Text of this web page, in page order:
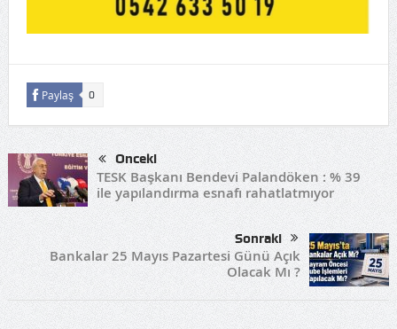
Paylaş 0
Önceki
TESK Başkanı Bendevi Palandöken : % 39
ile yapılandırma esnafı rahatlatmıyor
Sonraki
Bankalar 25 Mayıs Pazartesi Günü Açık
Olacak Mı ?